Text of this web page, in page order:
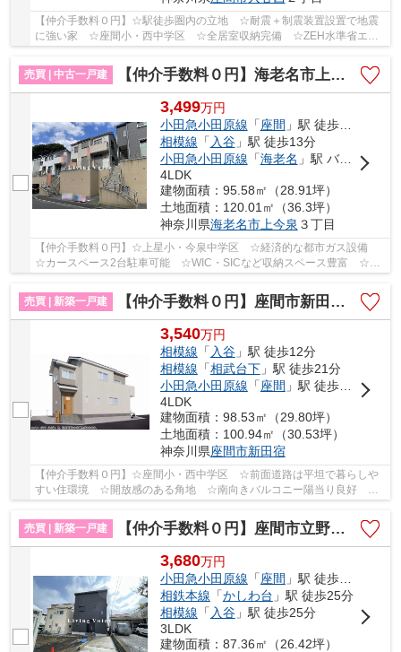
【仲介手数料０円】☆駅徒歩圏内の立地 ☆耐震＋制震装置設置で地震
に強い家 ☆座間小・西中学区 ☆全居室収納完備 ☆ZEH水準省エネ
売買 | 中古一戸建
【仲介手数料０円】海老名市上今泉3丁目 中古一戸建て
3,499万円
小田急小田原線 「座間 」駅 徒歩17分
相模線 「 入谷」駅 徒歩13分
小田急小田原線 「海老名 」駅 バス11分 「岩船地蔵尊」 停歩5分
4LDK
建物面積：95.58㎡（28.91坪）
土地面積：120.01㎡（36.3坪）
神奈川県海老名市上今泉 ３丁目
【仲介手数料０円】☆上星小・今泉中学区 ☆経済的な都市ガス設備
☆カースペース2台駐車可能 ☆WIC・SICなど収納スペース豊富 ☆ス
売買 | 新築一戸建
【仲介手数料０円】座間市新田宿 新築一戸建て
3,540万円
相模線 「 入谷」駅 徒歩12分
相模線 「相武台下」駅 徒歩21分
小田急小田原線 「座間 」駅 徒歩21分
4LDK
建物面積：98.53㎡（29.80坪）
土地面積：100.94㎡（30.53坪）
神奈川県座間市新田宿
【仲介手数料０円】☆座間小・西中学区 ☆前面道路は平坦で暮らしや
すい住環境 ☆開放感のある角地 ☆南向きバルコニー陽当り良好 ☆
駐車場2台可能 ☆2階の各洋室には収納完備♪ 【座間...
売買 | 新築一戸建
【仲介手数料０円】座間市立野台3丁目 新築一戸建て
3,680万円
小田急小田原線 「座間 」駅 徒歩15分
相鉄本線 「かしわ台 」駅 徒歩25分
相模線 「 入谷」駅 徒歩25分
3LDK
建物面積：87.36㎡（26.42坪）